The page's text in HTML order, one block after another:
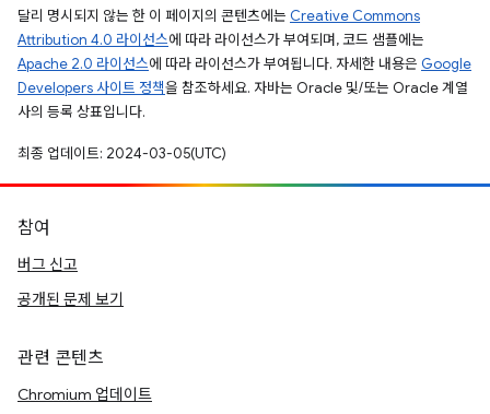
달리 명시되지 않는 한 이 페이지의 콘텐츠에는 Creative Commons
Attribution 4.0 라이선스에 따라 라이선스가 부여되며, 코드 샘플에는
Apache 2.0 라이선스에 따라 라이선스가 부여됩니다. 자세한 내용은 Google
Developers 사이트 정책을 참조하세요. 자바는 Oracle 및/또는 Oracle 계열
사의 등록 상표입니다.
최종 업데이트: 2024-03-05(UTC)
참여
버그 신고
공개된 문제 보기
관련 콘텐츠
Chromium 업데이트